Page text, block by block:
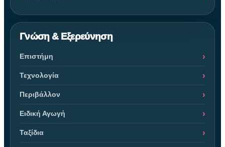
Γνώση & Εξερεύνηση
Επιστήμη
Τεχνολογία
Περιβάλλον
Ειδική Αγωγή
Ταξίδια